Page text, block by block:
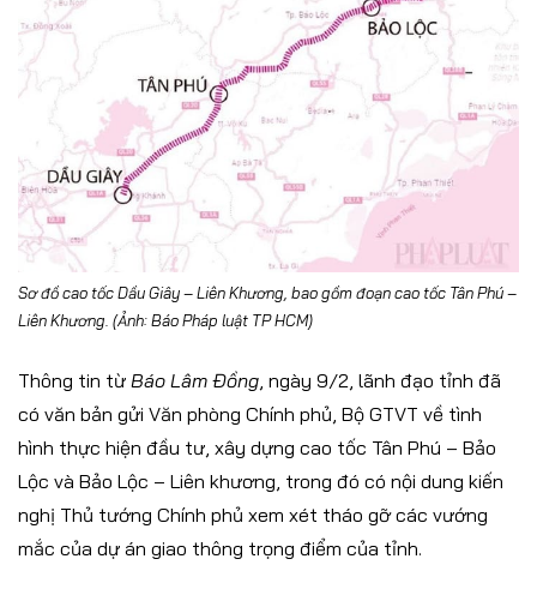
Sơ đồ cao tốc Dầu Giây – Liên Khương, bao gồm đoạn cao tốc Tân Phú –
Liên Khương. (Ảnh: Báo Pháp luật TP HCM)
Thông tin từ Báo Lâm Đồng, ngày 9/2, lãnh đạo tỉnh đã
có văn bản gửi Văn phòng Chính phủ, Bộ GTVT về tình
hình thực hiện đầu tư, xây dựng cao tốc Tân Phú – Bảo
Lộc và Bảo Lộc – Liên khương, trong đó có nội dung kiến
nghị Thủ tướng Chính phủ xem xét tháo gỡ các vướng
mắc của dự án giao thông trọng điểm của tỉnh.